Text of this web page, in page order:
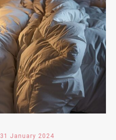
31 January 2024